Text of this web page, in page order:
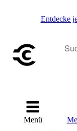
Entdecke
Menü
Startseite
/
Beschläge &